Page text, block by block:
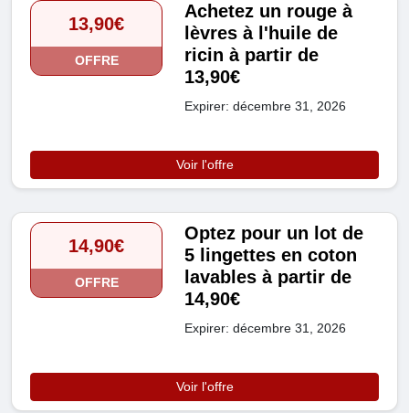
13,90€
OFFRE
Achetez un rouge à
lèvres à l'huile de
ricin à partir de
13,90€
Expirer: décembre 31, 2026
Voir l'offre
14,90€
OFFRE
Optez pour un lot de
5 lingettes en coton
lavables à partir de
14,90€
Expirer: décembre 31, 2026
Voir l'offre